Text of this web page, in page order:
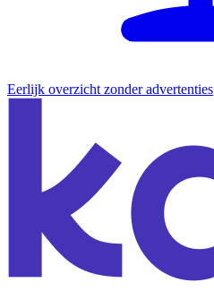
Eerlijk overzicht zonder advertenties